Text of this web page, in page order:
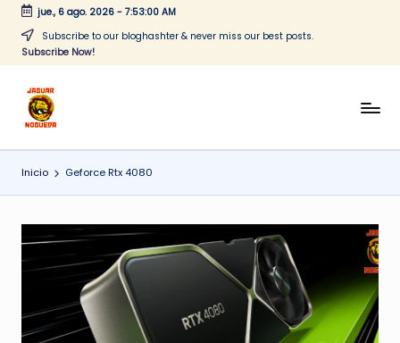
Saltar
jue., 6 ago. 2026- 7:53:00 AM
Subscribe to our bloghashter & never miss our best posts.
Subscribe Now!
J
a
g
a
r
o
CONTENIDO
Inicio Geforce Rtx 4080